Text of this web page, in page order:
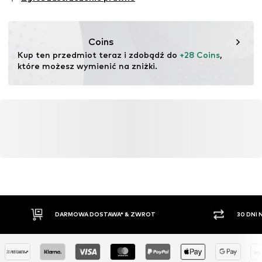
Dyscypliny sportowe: Lifestyle
Coins
Kup ten przedmiot teraz i zdobądź do +28 Coins,
które możesz wymienić na zniżki.
DARMOWA DOSTAWA* & ZWROT 30 DNI